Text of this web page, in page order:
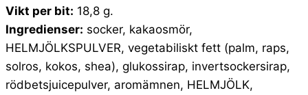
Vikt per bit: 18,8 g.
Ingredienser: socker, kakaosmör,
HELMJÖLKSPULVER, vegetabiliskt fett (palm, raps,
solros, kokos, shea), glukossirap, invertsockersirap,
rödbetsjuicepulver, aromämnen, HELMJÖLK,